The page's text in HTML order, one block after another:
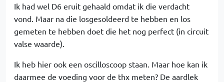
Ik had wel D6 eruit gehaald omdat ik die verdacht
vond. Maar na die losgesoldeerd te hebben en los
gemeten te hebben doet die het nog perfect (in circuit
valse waarde).
Ik heb hier ook een oscilloscoop staan. Maar hoe kan ik
daarmee de voeding voor de thx meten? De aardlek